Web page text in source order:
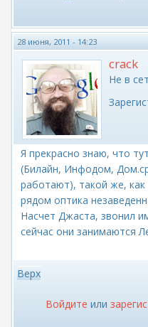
28 июня, 2011 - 14:23
crack
Не в
Я прекрасно знаю, что
(Билайн, Инфодом,
работают), такой же,
рядом оптика
Насчет Джаста, звонил
сейчас они занимаются
Верх
Войдите или